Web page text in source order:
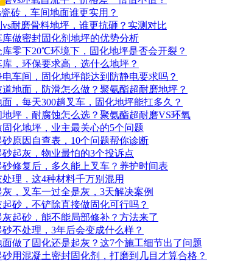
砖，车间地面谁更实用？
耐磨骨料地坪，谁更抗砸？实测对比
库做密封固化剂地坪的优势分析
零下20℃环境下，固化地坪是否会开裂？
，环保要求高，选什么地坪？
车间，固化地坪能达到防静电要求吗？
地面，防滑怎么做？聚氨酯超耐磨地坪？
，每天300趟叉车，固化地坪能扛多久？
坪，耐腐蚀怎么选？聚氨酯超耐磨VS环氧
化地坪，业主最关心的5个问题
原因自查表，10个问题帮你诊断
起灰，物业最怕的3个投诉点
修复后，多久能上叉车？养护时间表
理，这4种材料千万别混用
，叉车一过全是灰，3天解决案例
起砂，不铲除直接做固化可行吗？
起砂，能不能局部修补？方法来了
不处理，3年后会变成什么样？
面做了固化还是起灰？这7个施工细节出了问题
用混凝土密封固化剂，打磨到几目才算合格？